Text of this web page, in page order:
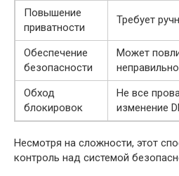
Повышение
приватности
Требует
Обеспечение
безопасности
Может
Обход
блокировок
Не все
изменение
Несмотря на сложности, этот
контроль над системой